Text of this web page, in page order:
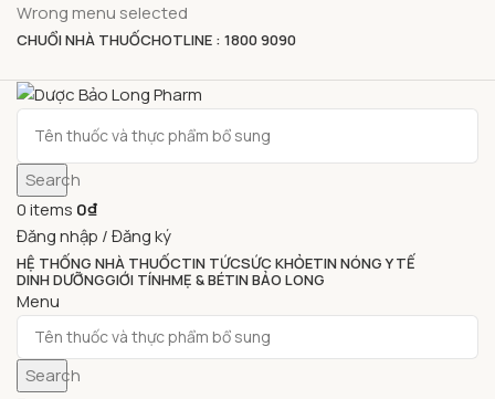
Wrong menu selected
CHUỔI NHÀ THUỐCHOTLINE : 1800 9090
Search
0items 0₫
Đăng nhập / Đăng ký
HỆ THỐNG NHÀ THUỐCTIN TỨCSỨC KHỎETIN NÓNG Y TẾ
DINH DƯỠNGGIỚI TÍNHMẸ & BÉTIN BẢO LONG
Menu
Search